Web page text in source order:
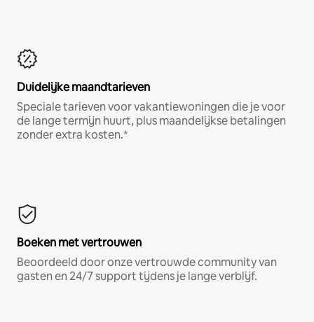
Duidelijke maandtarieven
Speciale tarieven voor vakantiewoningen die je voor
de lange termijn huurt, plus maandelijkse betalingen
zonder extra kosten.*
Boeken met vertrouwen
Beoordeeld door onze vertrouwde community van
gasten en 24/7 support tijdens je lange verblijf.